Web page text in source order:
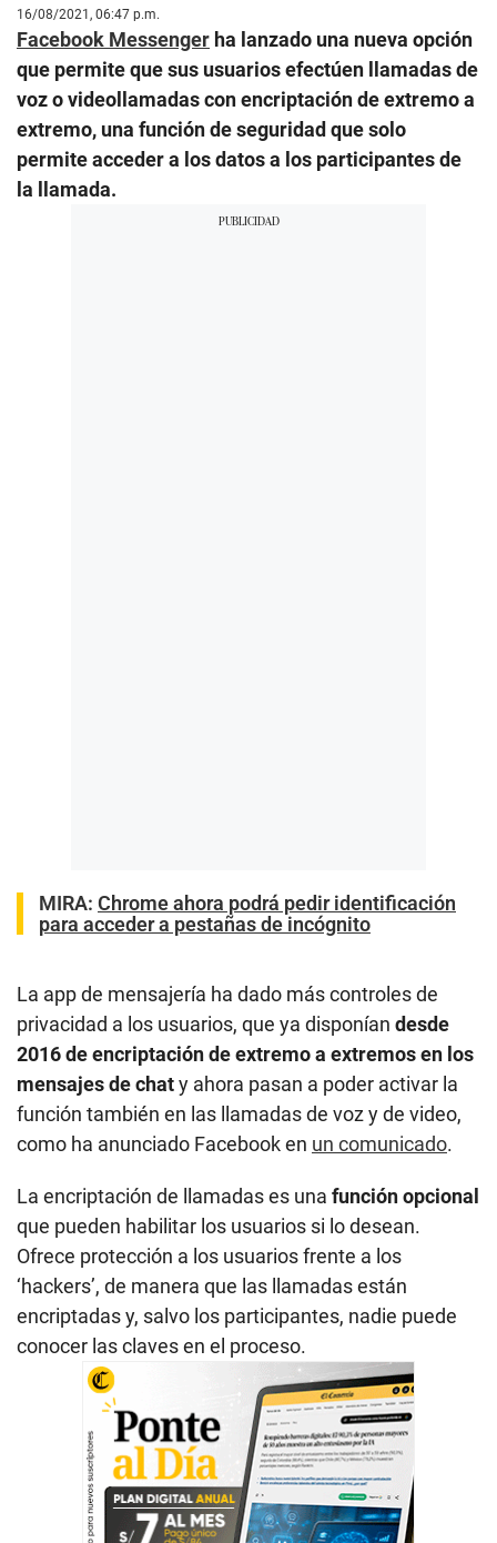
16/08/2021, 06:47 p.m.
Facebook Messenger ha lanzado una nueva opción
que permite que sus usuarios efectúen llamadas de
voz o videollamadas con encriptación de extremo a
extremo, una función de seguridad que solo
permite acceder a los datos a los participantes de
la llamada.
MIRA: Chrome ahora podrá pedir identificación
para acceder a pestañas de incógnito
La app de mensajería ha dado más controles de
privacidad a los usuarios, que ya disponían desde
2016 de encriptación de extremo a extremos en los
mensajes de chaty ahora pasan a poder activar la
función también en las llamadas de voz y de video,
como ha anunciado Facebook en un comunicado.
La encriptación de llamadas es una función opcional
que pueden habilitar los usuarios si lo desean.
Ofrece protección a los usuarios frente a los
‘hackers’, de manera que las llamadas están
encriptadas y, salvo los participantes, nadie puede
conocer las claves en el proceso.